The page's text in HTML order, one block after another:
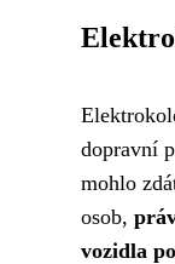
dopravní
mohlo
osob,
vozidla